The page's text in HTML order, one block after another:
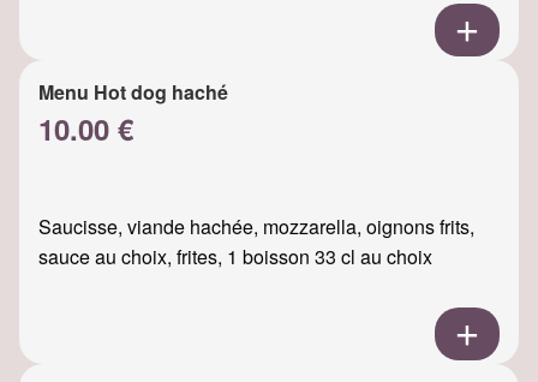
Menu Hot dog haché
10.00 €
Saucisse, viande hachée, mozzarella, oignons frits,
sauce au choix, frites, 1 boisson 33 cl au choix